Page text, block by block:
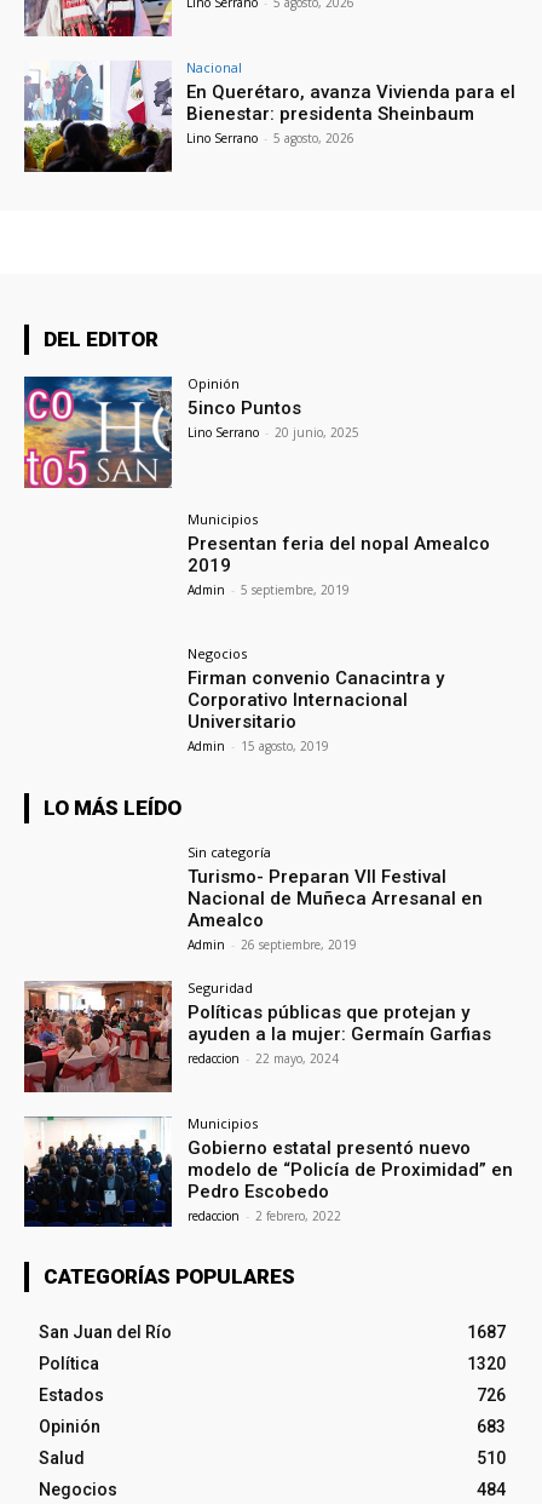
Nacional
En Querétaro, avanza Vivienda para el
Bienestar: presidenta Sheinbaum
Lino Serrano - 5 agosto, 2026
DEL EDITOR
Opinión
5inco Puntos
Lino Serrano - 20 junio, 2025
Municipios
Presentan feria del nopal Amealco
2019
Admin - 5 septiembre, 2019
Negocios
Firman convenio Canacintra y
Corporativo Internacional
Universitario
Admin - 15 agosto, 2019
LO MÁS LEÍDO
Sin categoría
Turismo- Preparan VII Festival
Nacional de Muñeca Arresanal en
Amealco
Admin - 26 septiembre, 2019
Seguridad
Políticas públicas que protejan y
ayuden a la mujer: Germaín Garfias
redaccion - 22 mayo, 2024
Municipios
Gobierno estatal presentó nuevo
modelo de “Policía de Proximidad” en
Pedro Escobedo
redaccion - 2 febrero, 2022
CATEGORÍAS POPULARES
San Juan del Río
1687
Política
1320
Estados
726
Opinión
683
Salud
510
Negocios
484